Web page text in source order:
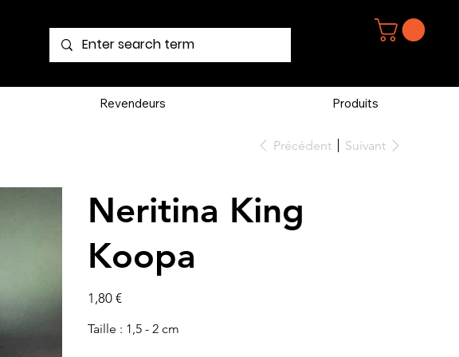
Revendeurs Produits
Précédent Suivant
Neritina King
Koopa
1,80 €
Taille : 1,5 - 2 cm